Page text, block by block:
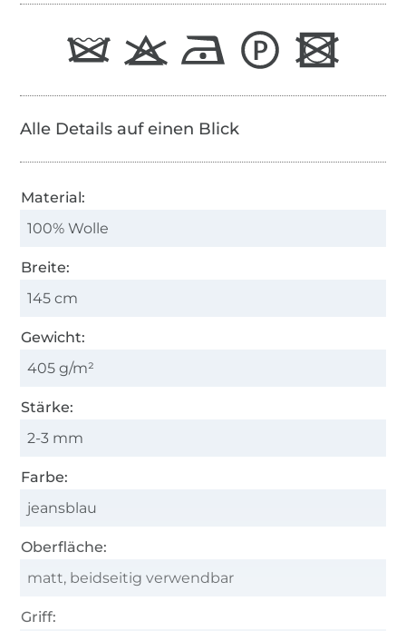
Alle Details auf einen Blick
Material:
100% Wolle
Breite:
145 cm
Gewicht:
405 g/m²
Stärke:
2-3 mm
Farbe:
jeansblau
Oberfläche:
matt, beidseitig verwendbar
Griff: